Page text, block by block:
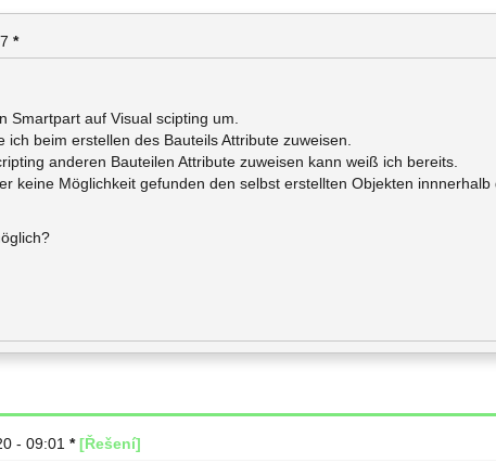
*
Smartpart auf Visual scipting um.
ich beim erstellen des Bauteils Attribute zuweisen.
anderen Bauteilen Attribute zuweisen kann weiß ich bereits.
keine Möglichkeit gefunden den selbst erstellten Objekten innnerhalb
- 09:01 * [Řešení]